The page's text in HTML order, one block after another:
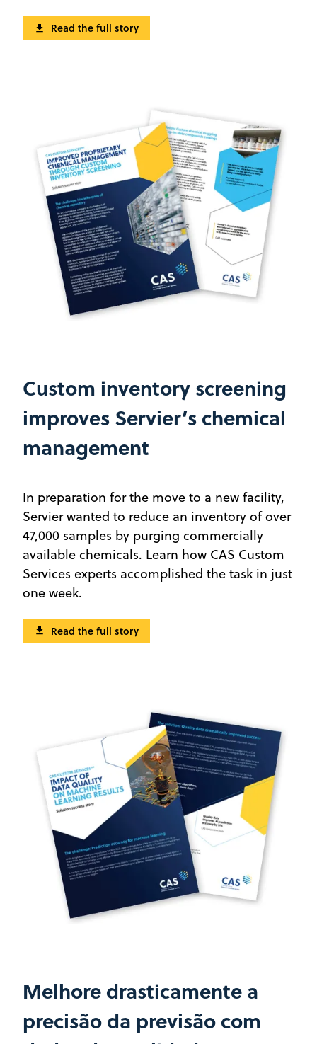
Read the full story
Custom inventory screening
improves Servier’s chemical
management
In preparation for the move to a new facility,
Servier wanted to reduce an inventory of over
47,000 samples by purging commercially
available chemicals. Learn how CAS Custom
Services experts accomplished the task in just
one week.
Read the full story
Melhore drasticamente a
precisão da previsão com